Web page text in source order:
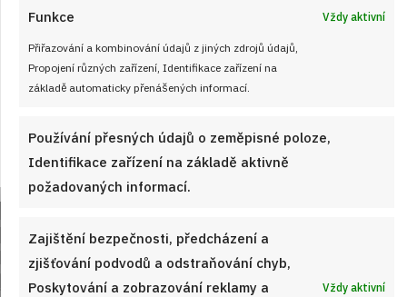
Funkce Vždy aktivní
Přiřazování a kombinování údajů z jiných zdrojů údajů,
Propojení různých zařízení, Identifikace zařízení na
základě automaticky přenášených informací.
Používání přesných údajů o zeměpisné poloze,
Identifikace zařízení na základě aktivně
požadovaných informací.
Zajištění bezpečnosti, předcházení a
zjišťování podvodů a odstraňování chyb,
Poskytování a zobrazování reklamy a
Vždy aktivní
výrobků z českých obchodů se značně
liší cenou i kvalitou
od JANA DUCHOŇOVÁ 7. 8. 2026 JAK VAŘIT